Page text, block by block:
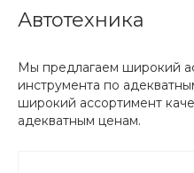
Автотехника
Мы предлагаем широкий
инструмента по
широкий ассортимент
адекватным ценам.